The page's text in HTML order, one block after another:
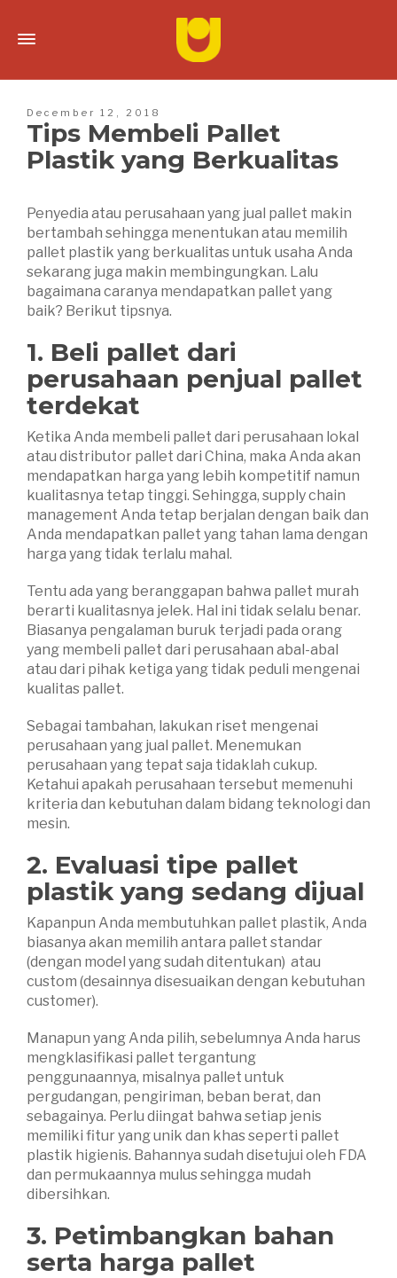
December 12, 2018
Tips Membeli Pallet
Plastik yang Berkualitas
Penyedia atau perusahaan yang jual pallet makin
bertambah sehingga menentukan atau memilih
pallet plastik yang berkualitas untuk usaha Anda
sekarang juga makin membingungkan. Lalu
bagaimana caranya mendapatkan pallet yang
baik? Berikut tipsnya.
1. Beli pallet dari
perusahaan penjual pallet
terdekat
Ketika Anda membeli pallet dari perusahaan lokal
atau distributor pallet dari China, maka Anda akan
mendapatkan harga yang lebih kompetitif namun
kualitasnya tetap tinggi. Sehingga, supply chain
management Anda tetap berjalan dengan baik dan
Anda mendapatkan pallet yang tahan lama dengan
harga yang tidak terlalu mahal.
Tentu ada yang beranggapan bahwa pallet murah
berarti kualitasnya jelek. Hal ini tidak selalu benar.
Biasanya pengalaman buruk terjadi pada orang
yang membeli pallet dari perusahaan abal-abal
atau dari pihak ketiga yang tidak peduli mengenai
kualitas pallet.
Sebagai tambahan, lakukan riset mengenai
perusahaan yang jual pallet. Menemukan
perusahaan yang tepat saja tidaklah cukup.
Ketahui apakah perusahaan tersebut memenuhi
kriteria dan kebutuhan dalam bidang teknologi dan
mesin.
2. Evaluasi tipe pallet
plastik yang sedang dijual
Kapanpun Anda membutuhkan pallet plastik, Anda
biasanya akan memilih antara pallet standar
(dengan model yang sudah ditentukan) atau
custom (desainnya disesuaikan dengan kebutuhan
customer).
Manapun yang Anda pilih, sebelumnya Anda harus
mengklasifikasi pallet tergantung
penggunaannya, misalnya pallet untuk
pergudangan, pengiriman, beban berat, dan
sebagainya. Perlu diingat bahwa setiap jenis
memiliki fitur yang unik dan khas seperti pallet
plastik higienis. Bahannya sudah disetujui oleh FDA
dan permukaannya mulus sehingga mudah
dibersihkan.
3. Petimbangkan bahan
serta harga pallet